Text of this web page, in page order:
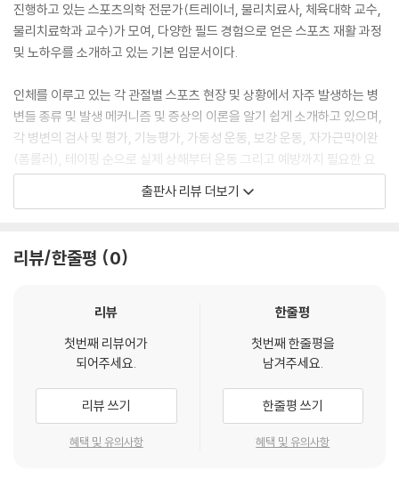
1. 무릎 부상 종류 및 발생 메커니즘, 증상
2. 검사 및 평가
3. 기능평가
5. 보강운동
6. 자가근막이완 (폼롤러)
7. 테이핑
2. 검사 및 평가
6. 자가근막이완 (폼롤러)
09 피로골절 Stress fracture
1. 피로골절 부위 종류 및 발생 메커니즘, 증상
진행하고 있는 스포츠의학 전문가(트레이너, 물리치료사, 체육대학 교수,
물리치료학과 교수)가 모여, 다양한 필드 경험으로 얻은 스포츠 재활 과정
및 노하우를 소개하고 있는 기본 입문서이다.
인체를 이루고 있는 각 관절별 스포츠 현장 및 상황에서 자주 발생하는 병
변들 종류 및 발생 메커니즘 및 증상의 이론을 알기 쉽게 소개하고 있으며,
각 병변의 검사 및 평가, 기능평가, 가동성 운동, 보강 운동, 자가근막이완
(폼롤러), 테이핑 순으로 실제 상해부터 운동 그리고 예방까지 필요한 요
소들을 담아 제작되었다.
예방까지 이어 나갈 수 있는지 기초 이해를 돕는데 목적으로 하였다.
출판사 리뷰 더보기
리뷰/한줄평 0
리뷰
첫번째 리뷰어가
되어주세요.
리뷰 쓰기
혜택 및 유의사항
한줄평
첫번째 한줄평을
남겨주세요.
한줄평 쓰기
혜택 및 유의사항